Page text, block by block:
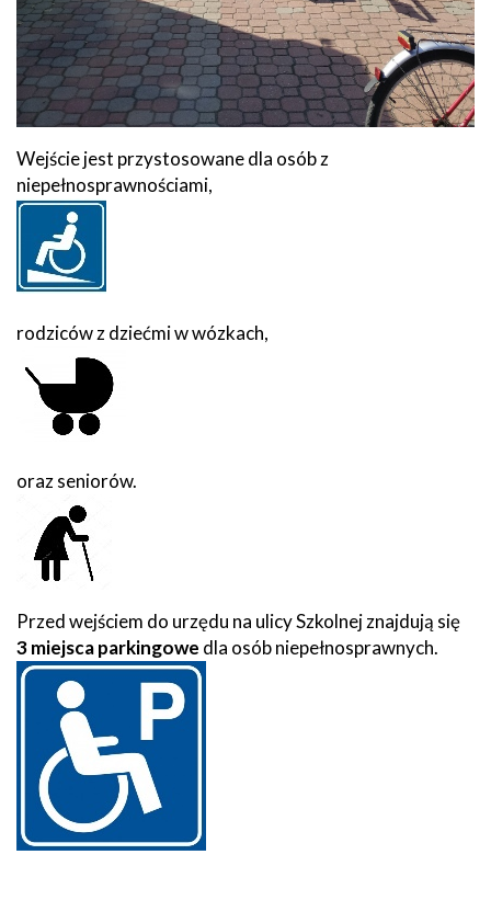
Wejście jest przystosowane dla osób z
niepełnosprawnościami,
rodziców z dziećmi w wózkach,
oraz seniorów.
Przed wejściem do urzędu na ulicy Szkolnej znajdują się
3 miejsca parkingowe dla osób niepełnosprawnych.